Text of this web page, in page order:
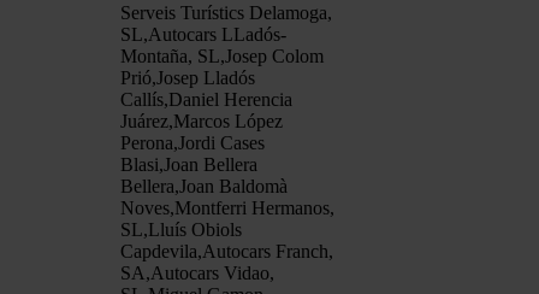
Serveis Turístics Delamoga,
SL,Autocars LLadós-
Montaña, SL,Josep Colom
Prió,Josep Lladós
Callís,Daniel Herencia
Juárez,Marcos López
Perona,Jordi Cases
Blasi,Joan Bellera
Bellera,Joan Baldomà
Noves,Montferri Hermanos,
SL,Lluís Obiols
Capdevila,Autocars Franch,
SA,Autocars Vidao,